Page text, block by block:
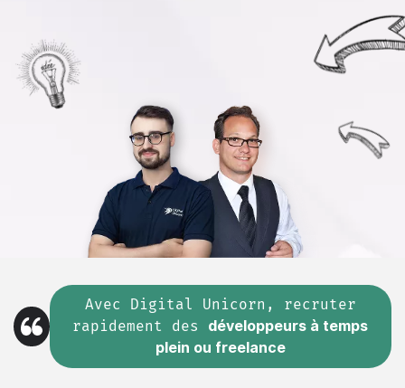
Avec Digital Unicorn, recruter
rapidement des développeurs à temps
plein ou freelance